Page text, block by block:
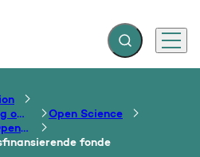
Fold søgefelt ud
Menu
Rammer for forskning og innovation
Open Science
Implementering af Open Access
fonde